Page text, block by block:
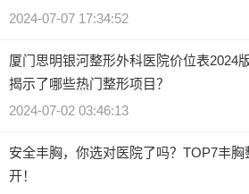
2024-07-07 17:34:52
厦门思明银河整形外科医院价位表2024
揭示了哪些热门整形项目？
2024-07-02 03:46:13
安全丰胸，你选对医院了吗？TOP7丰
开！